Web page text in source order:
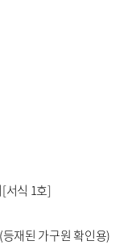
서식 1호]
재된 가구원 확인용)